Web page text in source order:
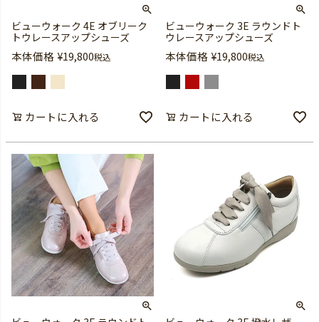
ビューウォーク 4E オブリーク
トウレースアップシューズ
本体価格 ¥19,800税込
カートに入れる
ビューウォーク 3E ラウンドト
ウレースアップシューズ
本体価格 ¥19,800税込
カートに入れる